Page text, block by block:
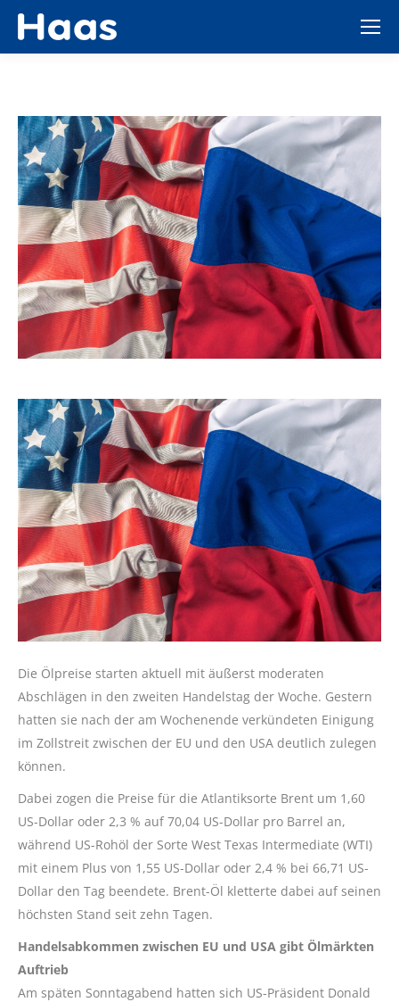
Die Ölpreise starten aktuell mit äußerst moderaten
Abschlägen in den zweiten Handelstag der Woche. Gestern
hatten sie nach der am Wochenende verkündeten Einigung
im Zollstreit zwischen der EU und den USA deutlich zulegen
können.
Dabei zogen die Preise für die Atlantiksorte Brent um 1,60
US-Dollar oder 2,3 % auf 70,04 US-Dollar pro Barrel an,
während US-Rohöl der Sorte West Texas Intermediate (WTI)
mit einem Plus von 1,55 US-Dollar oder 2,4 % bei 66,71 US-
Dollar den Tag beendete. Brent-Öl kletterte dabei auf seinen
höchsten Stand seit zehn Tagen.
Handelsabkommen zwischen EU und USA gibt Ölmärkten
Auftrieb
Am späten Sonntagabend hatten sich US-Präsident Donald